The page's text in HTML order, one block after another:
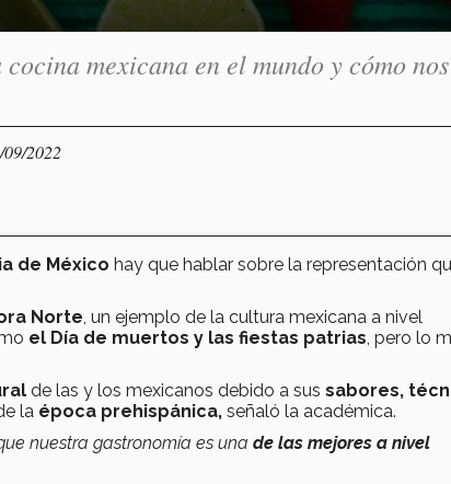
mexicana en el mundo y cómo nos
2022
de México hay que hablar sobre la representación
Norte , un ejemplo de la cultura mexicana a nivel
el Día de muertos y las fiestas patrias , pero lo
de las y los mexicanos debido a sus sabores,
la época prehispánica, señaló la académica.
nuestra gastronomía es una de las mejores a nivel